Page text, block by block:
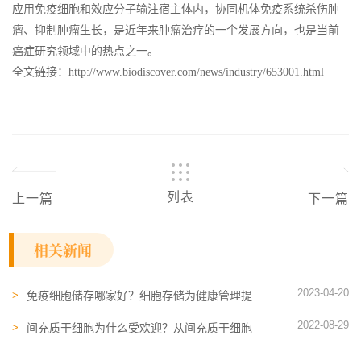
应用免疫细胞和效应分子输注宿主体内，协同机体免疫系统杀伤肿
瘤、抑制肿瘤生长，是近年来肿瘤治疗的一个发展方向，也是当前
癌症研究领域中的热点之一。
全文链接：http://www.biodiscover.com/news/industry/653001.html
上一篇 列表 下一篇
相关新闻
免疫细胞储存哪家好？细胞存储为健康管理提
2023-04-20
间充质干细胞为什么受欢迎？从间充质干细胞
2022-08-29